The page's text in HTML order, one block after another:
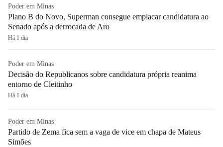
Poder em Minas
Plano B do Novo, Superman consegue emplacar candidatura ao
Senado após a derrocada de Aro
Há 1 dia
Poder em Minas
Decisão do Republicanos sobre candidatura própria reanima
entorno de Cleitinho
Há 1 dia
Poder em Minas
Partido de Zema fica sem a vaga de vice em chapa de Mateus
Simões